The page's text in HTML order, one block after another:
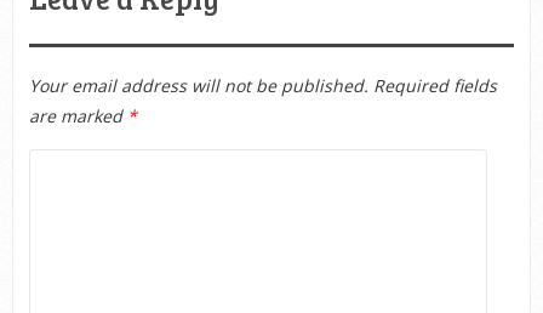
Your email address will not be published. Required fields
are marked *